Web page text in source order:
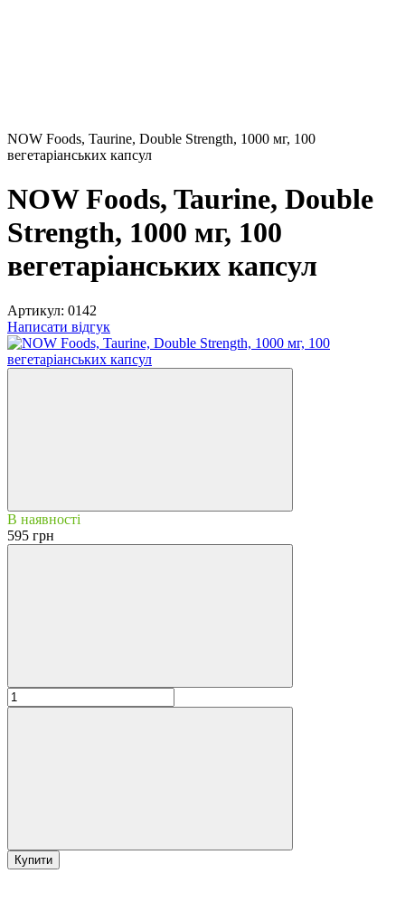
NOW Foods, Taurine, Double Strength, 1000 мг, 100
вегетаріанських капсул
NOW Foods, Taurine, Double
Strength, 1000 мг, 100
вегетаріанських капсул
Артикул: 0142
Написати відгук
В наявності
595 грн
Купити